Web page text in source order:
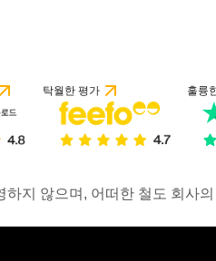
탁월한 평가 훌륭
지 않으며, 어떠한 철도 회사